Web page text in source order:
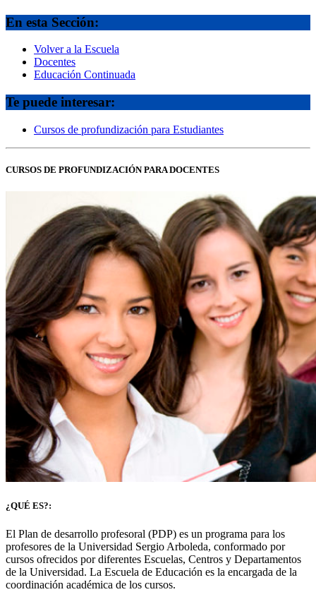
En esta Sección:
Volver a la Escuela
Docentes
Educación Continuada
Te puede interesar:
Cursos de profundización para Estudiantes
CURSOS DE PROFUNDIZACIÓN PARA DOCENTES
¿QUÉ ES?:
El Plan de desarrollo profesoral (PDP) es un programa para los
profesores de la Universidad Sergio Arboleda, conformado por
cursos ofrecidos por diferentes Escuelas, Centros y Departamentos
de la Universidad. La Escuela de Educación es la encargada de la
coordinación académica de los cursos.